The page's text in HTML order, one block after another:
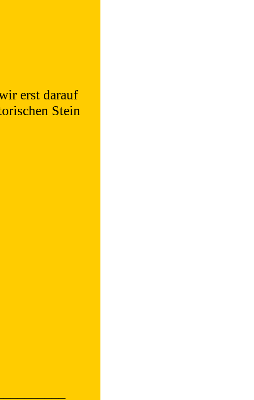
erst darauf
Stein